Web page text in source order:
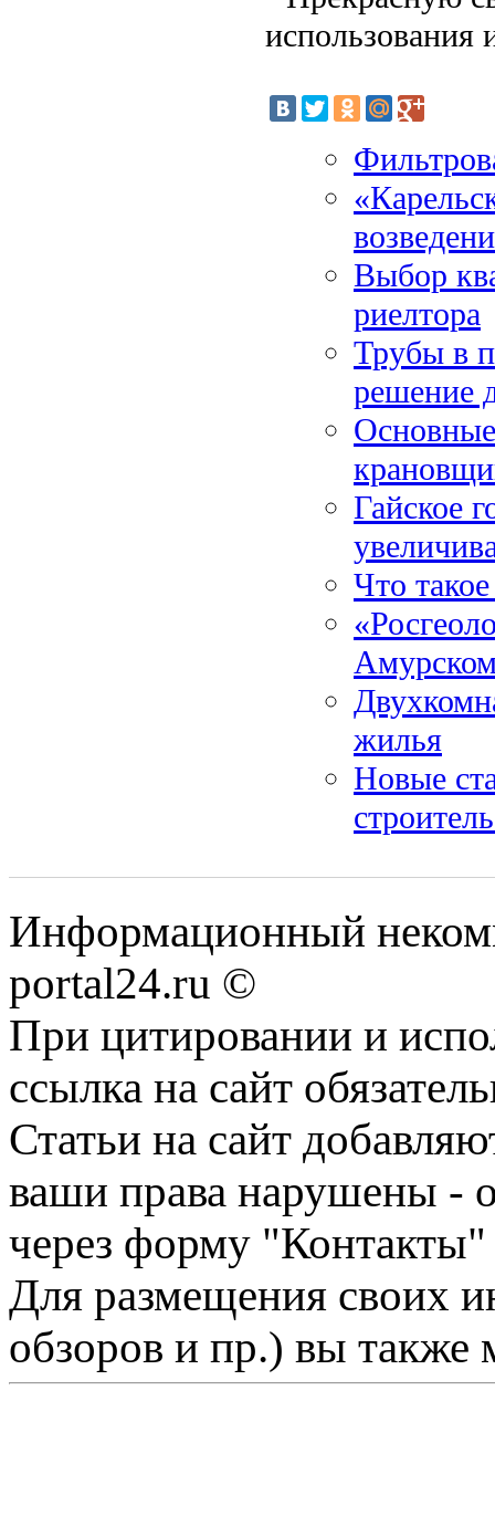
использования
Выбор
риелтора
Трубы в
решение
Гайское
Что
жилья
Новые
Информационный
portal24.ru ©
При цитировании и
ссылка на сайт
Статьи на сайт
ваши права нарушены -
через форму "Контакты"
Для размещения своих
обзоров и пр.) вы также